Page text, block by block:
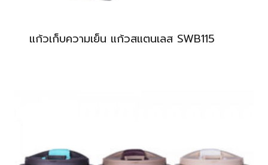
แก้วเก็บความเย็น แก้วสแตนเลส SWB115